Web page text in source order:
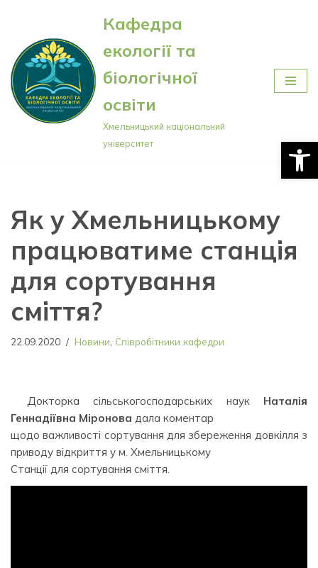
Перейти
до
вмісту
Кафедра
екології та
біологічної
освіти
Хмельницький національний
університет
Як у Хмельницькому
працюватиме станція
для сортування
сміття?
22.09.2020 Новини Співробітники кафедри
Докторка сільськогосподарських наук Наталія
Геннадіївна Міронова дала коментар
щодо важливості сортування для збереження довкілля з
приводу відкриття у м. Хмельницькому
Станції для сортування сміття.